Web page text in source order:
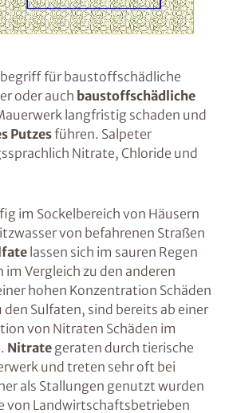
für baustoffschädliche
oder auch baustoffschädliche
langfristig schaden und
Putzesführen. Salpeter
Nitrate, Chloride und
im Sockelbereich von Häusern
von befahrenen Straßen
lassen sich im sauren Regen
Vergleich zu den anderen
hohen Konzentration Schäden
den Sulfaten, sind bereits ab einer
von Nitraten Schäden im
Nitrate geraten durch tierische
und treten sehr oft bei
als Stallungen genutzt wurden
von Landwirtschaftsbetrieben